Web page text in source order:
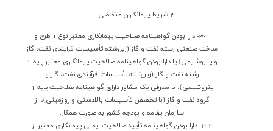
3-شرايط پيمانكاران متقاضي
3-1-
دارا بودن گواهینامه صلاحیت پیمانکاری معتبر نوع 1 طرح و
ساخت صنعتی رسته نفت و گاز (زیررشته تأسیسات فرآیندی نفت، گاز
و پتروشیمی) یا دارا بودن گواهینامه صلاحیت پیمانکاری معتبر پایه 1
رشته نفت و گاز (زیررشته تأسیسات فرآیندی نفت، گاز و
پتروشیمی)، با معرفی یک مشاور دارای گواهینامه صلاحیت پایه 1
گروه نفت و گاز (با تخصص تأسیسات بالادستی و روزمینی)، از
سازمان برنامه و بودجه کشور به صورت همکار.
3-2- دارا بودن گواهينامه تأييد صلاحيت ايمني پيمانكاري معتبر از